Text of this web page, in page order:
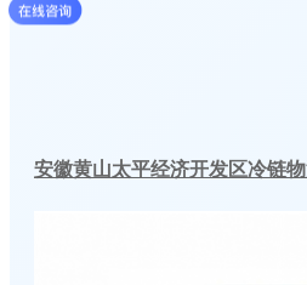
安徽黄山太平经济开发区冷链